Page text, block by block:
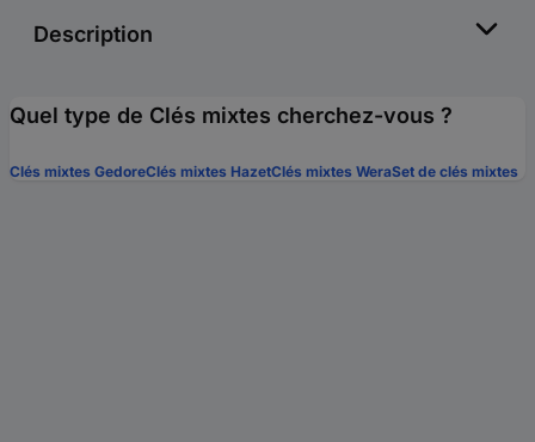
Description
Quel type de Clés mixtes cherchez-vous ?
Clés mixtes GedoreClés mixtes HazetClés mixtes WeraSet de clés mixtes